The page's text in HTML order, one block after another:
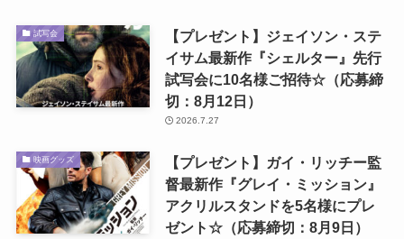
試写会
【プレゼント】ジェイソン・ステ
イサム最新作『シェルター』先行
試写会に10名様ご招待☆（応募締
切：8月12日）
2026.7.27
映画グッズ
【プレゼント】ガイ・リッチー監
督最新作『グレイ・ミッション』
アクリルスタンドを5名様にプレ
ゼント☆（応募締切：8月9日）